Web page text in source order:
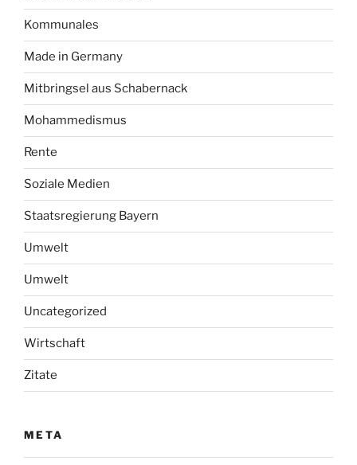
Kommunales
Made in Germany
Mitbringsel aus Schabernack
Mohammedismus
Rente
Soziale Medien
Staatsregierung Bayern
Umwelt
Umwelt
Uncategorized
Wirtschaft
Zitate
META